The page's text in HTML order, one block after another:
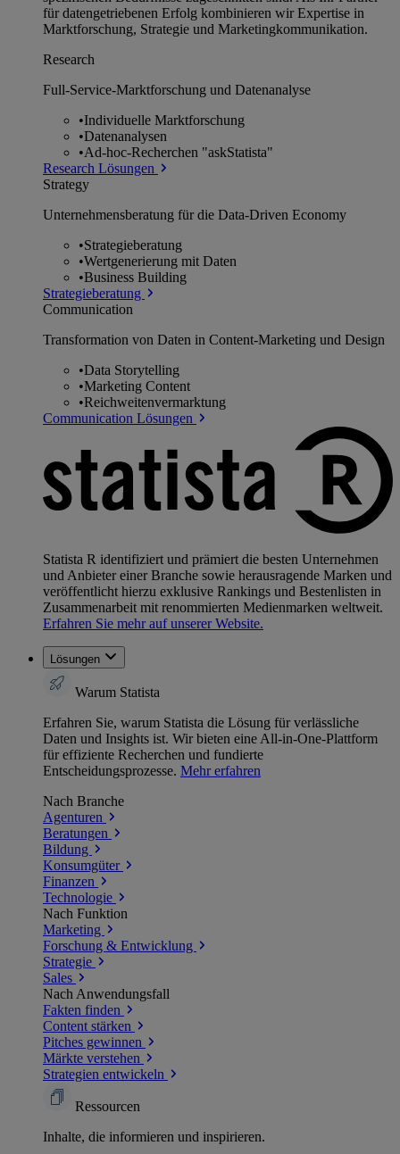
für datengetriebenen Erfolg kombinieren wir Expertise in
Marktforschung, Strategie und Marketingkommunikation.
Research
Full-Service-Marktforschung und Datenanalyse
•Individuelle Marktforschung
•Datenanalysen
•Ad-hoc-Recherchen "askStatista"
Research Lösungen
Strategy
Unternehmens­beratung für die Data-Driven Economy
•Strategieberatung
•Wertgenerierung mit Daten
•Business Building
Strategieberatung
Communication
Transformation von Daten in Content-Marketing und Design
•Data Storytelling
•Marketing Content
•Reichweitenvermarktung
Communication Lösungen
Statista R identifiziert und prämiert die besten Unternehmen
und Anbieter einer Branche sowie herausragende Marken und
veröffentlicht hierzu exklusive Rankings und Bestenlisten in
Zusammenarbeit mit renommierten Medienmarken weltweit.
Erfahren Sie mehr auf unserer Website.
Lösungen
Warum Statista
Erfahren Sie, warum Statista die Lösung für verlässliche
Daten und Insights ist. Wir bieten eine All-in-One-Plattform
für effiziente Recherchen und fundierte
Entscheidungsprozesse. Mehr erfahren
Nach Branche
Agenturen
Beratungen
Bildung
Konsumgüter
Finanzen
Technologie
Nach Funktion
Marketing
Forschung & Entwicklung
Strategie
Sales
Nach Anwendungsfall
Fakten finden
Content stärken
Pitches gewinnen
Märkte verstehen
Strategien entwickeln
Ressourcen
Inhalte, die informieren und inspirieren.